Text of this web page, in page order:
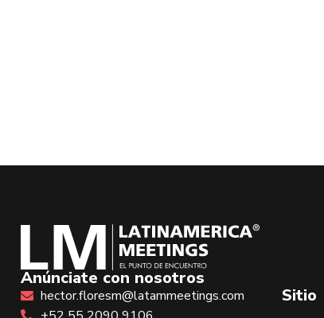
Anúnciate con nosotros
hector.floresm@latammeetings.com
Sitio